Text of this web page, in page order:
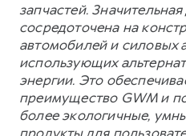
запчастей.
сосредоточена на
автомобилей и силовых
использующих
энергии. Это
преимущество GWM и
более экологичные,